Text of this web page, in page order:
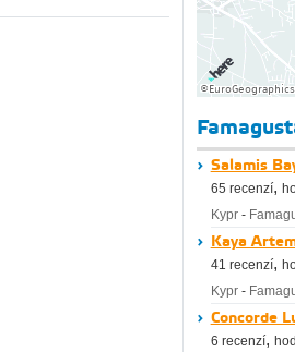
Salamis
65 recenzí,
Kypr -
Kaya
41 recenzí,
Kypr -
Concorde
6 recenzí,